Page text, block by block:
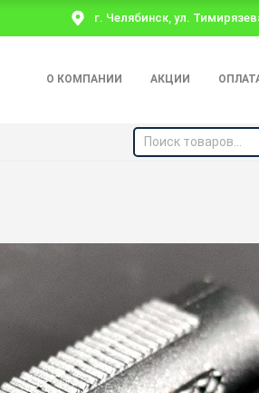
г. Челябинск, ул.
О КОМПАНИИ АКЦИИ